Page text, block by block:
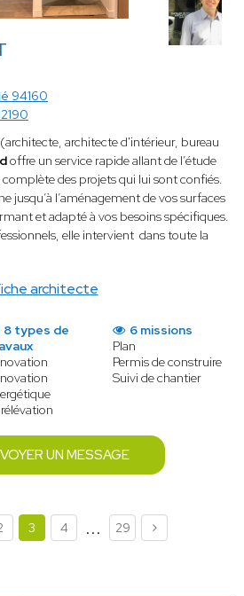
architecte
94160
architecte d'intérieur, bureau
offre un service rapide allant de l’étude
complète des projets qui lui sont confiés.
jusqu’à l’aménagement de vos surfaces
et adapté à vos besoins spécifiques.
elle intervient dans toute la
8 types de
6 missions
Plan
Permis de construire
Suivi de chantier
UN MESSAGE
3 4 ... 29